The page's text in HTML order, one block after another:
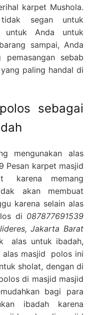
karpet Mushola.
segan untuk
untuk Anda untuk
sampai, Anda
sebab
paling handal di
sebagai
mengunakan alas
Pesan karpet masjid
karena memang
akan membuat
karena selain alas
di 087877691539
Jakarta Barat
alas untuk ibadah,
alas masjid polos ini
sholat, dengan di
di masjid masjid
bagi para
ibadah karena